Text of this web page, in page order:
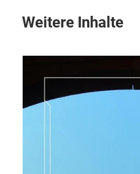
Weitere Inhalte